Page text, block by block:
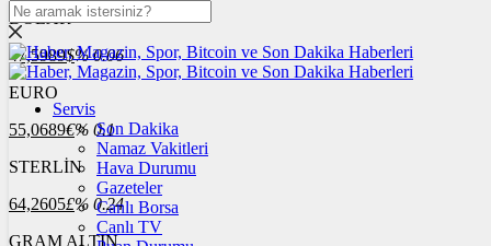
DOLAR
47,5989$% 0.06
EURO
55,0689€% 0.1
STERLİN
64,2605£% 0.24
GRAM ALTIN
Servis
Son Dakika
Namaz Vakitleri
Hava Durumu
Gazeteler
Canlı Borsa
Canlı TV